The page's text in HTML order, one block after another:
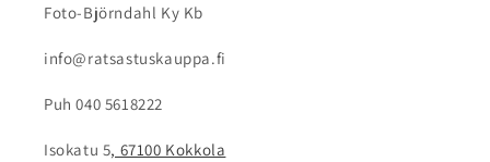
Foto-Björndahl Ky Kb
info@ratsastuskauppa.fi
Puh 040 5618222
Isokatu 5, 67100 Kokkola